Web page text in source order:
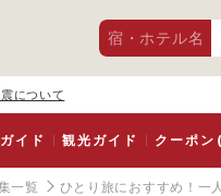
宿・ホテル名
について
イド 観光ガイド クーポン
一覧 ひとり旅におすすめ！一